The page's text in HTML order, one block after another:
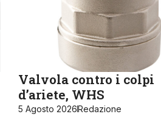
Valvola contro i colpi
d’ariete, WHS
5 Agosto 2026Redazione